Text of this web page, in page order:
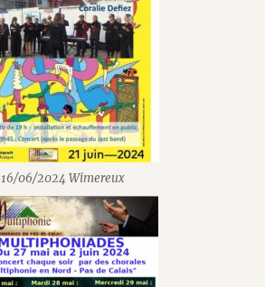
16/06/2024 Wimereux